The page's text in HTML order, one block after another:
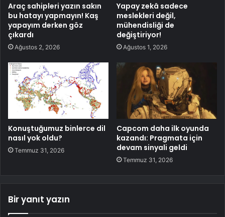
Araç sahipleri yazın sakın
bu hatayı yapmayın! Kaş
yapayım derken göz
çıkardı
Ağustos 2, 2026
Yapay zekâ sadece
meslekleri değil,
mühendisliği de
değiştiriyor!
Ağustos 1, 2026
Konuştuğumuz binlerce dil
nasıl yok oldu?
Temmuz 31, 2026
Capcom daha ilk oyunda
kazandı: Pragmata için
devam sinyali geldi
Temmuz 31, 2026
Bir yanıt yazın